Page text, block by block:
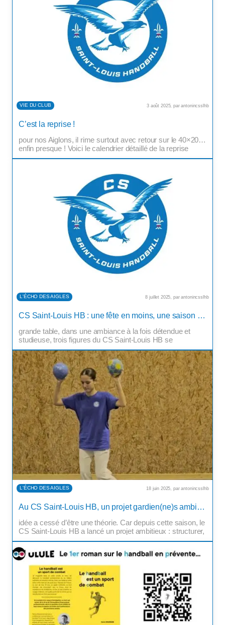
C’est la reprise !
Pour certains, le mois d’août rime avec départ en
vacances… ou pire encore, avec retour de vacances.Mais
pour nos Aiglons, il rime surtout avec retour sur le 40×20…
enfin presque ! Voici le calendrier détaillé de la reprise
selon les catégories : Séniors Masculins · À partir du 4
VIE DU CLUB 3 août 2025, par antonincsslhb
CS Saint-Louis HB : une fête en moins, une saison en construction
Le 27 juin en fin de journée, la salle de réunion du
grande table, dans une ambiance à la fois détendue et
studieuse, trois figures du CS Saint-Louis HB se
retrouvent pour faire le point : le président Laurent Juge, le
trésorier Brice Caudoux et le salarié sportif […]
L'ÉCHO DES AIGLES 8 juillet 2025, par antonincsslhb
Au CS Saint-Louis HB, un projet gardien(ne)s ambitieux… et un club qui s’engage
Et si le poste de gardien(ne) devenait le moteur de
transformation d’un club tout entier ? À Saint-Louis, cette
idée a cessé d’être une théorie. Car depuis cette saison, le
CS Saint-Louis HB a lancé un projet ambitieux : structurer,
valoriser et accompagner les gardien(ne)s de but dans un
cadre spécifique, exigeant, mais surtout profondément […]
L'ÉCHO DES AIGLES 18 juin 2025, par antonincsslhb